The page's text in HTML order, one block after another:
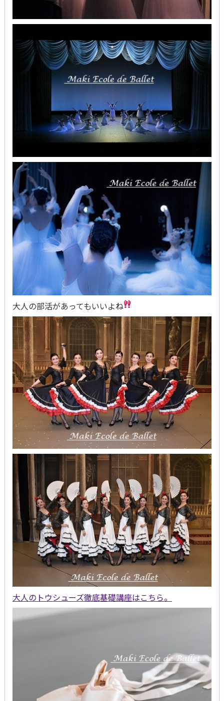
大人の部活があってもいいよね
大人のトウシューズ徹底基礎講座はこちら。